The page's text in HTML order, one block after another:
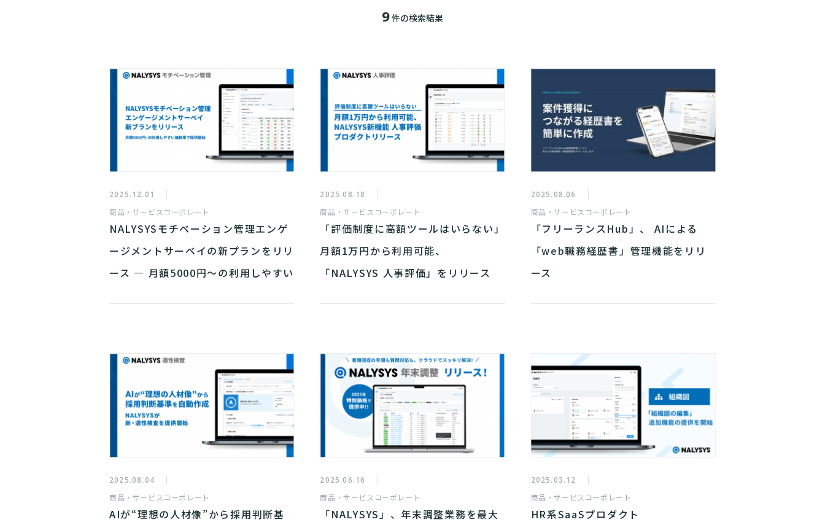
9件の検索結果
2025.12.01
商品・サービスコーポレート
NALYSYSモチベーション管理エンゲ
ージメントサーベイの新プランをリリ
ース ― 月額5000円〜の利用しやすい
2025.08.18
商品・サービス コーポレート
「評価制度に高額ツールはいらない」
月額1万円から利用可能、
「NALYSYS 人事評価」をリリース
2025.08.06
商品・サービス コーポレート
「フリーランスHub」、 AIによる
「web職務経歴書」管理機能をリリ
ース
2025.08.04
商品・サービス コーポレート
AIが“理想の人材像”から採用判断基
2025.06.16
商品・サービス コーポレート
「NALYSYS」、年末調整業務を最大
2025.03.12
商品・サービス コーポレート
HR系SaaSプロダクト